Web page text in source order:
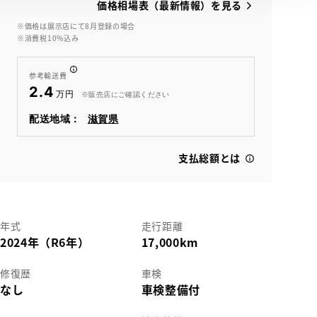
価格相場表（最新情報）を見る
※価格は展示店にて8月登録の場合
※消費税10%込み
参考輸送費
2.4 ※販売店にご確認ください
配送地域： 滋賀県
支払総額とは
年式
2024年（R6年）
走行距離
17,000km
修復歴
なし
車検
車検整備付